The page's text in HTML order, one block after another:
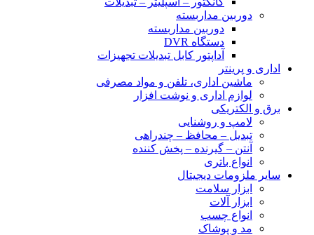
دوربین مداربسته
دوربین مداربسته
دستگاه DVR
آداپتور کابل تبدیلات تجهیزات
اداری و پرینتر
ماشین اداری، تلفن و مواد مصرفی
لوازم اداری و نوشت افزار
برق و الکتریکی
لامپ و روشنایی
تبدیل – محافظ – چندراهی
آنتن – گیرنده – پخش کننده
انواع باتری
سایر ملزومات دیجیتال
ابزار سلامت
ابزار آلات
انواع چسب
مد و پوشاک